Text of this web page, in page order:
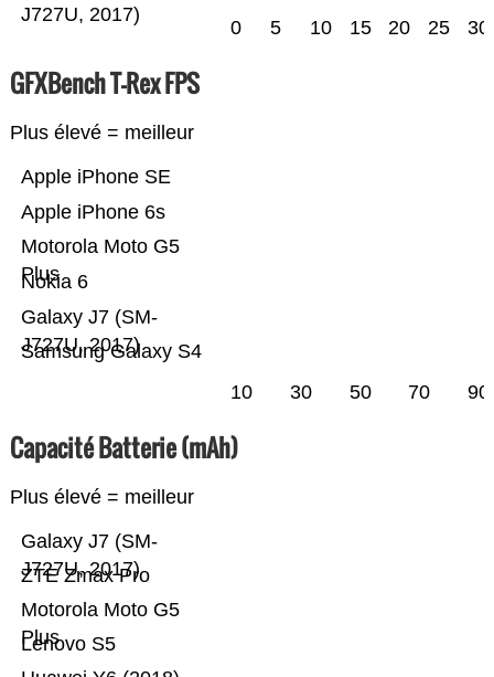
J727U, 2017)
0 5 10 15 20 25 30
GFXBench T-Rex FPS
Plus élevé = meilleur
Samsung Galaxy S4
Galaxy J7 (SM-
J727U, 2017)
Nokia 6
Motorola Moto G5
Plus
Apple iPhone 6s
Apple iPhone SE
10 30 50 70 90
Capacité Batterie (mAh)
Plus élevé = meilleur
Lenovo S5
Motorola Moto G5
Plus
ZTE Zmax Pro
Galaxy J7 (SM-
J727U, 2017)